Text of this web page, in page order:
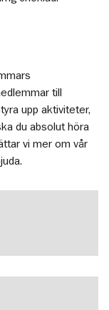
till
upp aktiviteter,
du absolut höra
vi mer om vår